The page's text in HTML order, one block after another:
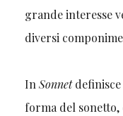
grande interesse
diversi
InSonnet
forma del